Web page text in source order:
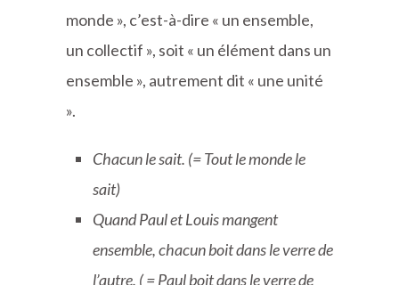
monde », c’est-à-dire « un ensemble,
un collectif », soit « un élément dans un
ensemble », autrement dit « une unité
».
Chacun le sait. (= Tout le monde le
sait)
Quand Paul et Louis mangent
ensemble, chacun boit dans le verre de
l’autre. ( = Paul boit dans le verre de